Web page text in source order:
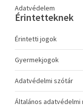
Adatvédelem
Érintetteknek
Érintetti jogok
Gyermekjogok
Adatvédelmi szótár
Általános adatvédelmi